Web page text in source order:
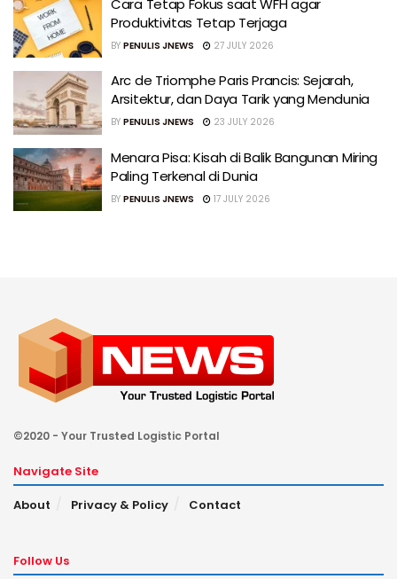
Produktivitas Tetap Terjaga
BY PENULIS JNEWS 27 JULY 2026
Arc de Triomphe Paris Prancis: Sejarah,
Arsitektur, dan Daya Tarik yang Mendunia
BY PENULIS JNEWS 23 JULY 2026
Menara Pisa: Kisah di Balik Bangunan Miring
Paling Terkenal di Dunia
BY PENULIS JNEWS 17 JULY 2026
©2020 - Your Trusted Logistic Portal
Navigate Site
About
Privacy & Policy Contact
Follow Us